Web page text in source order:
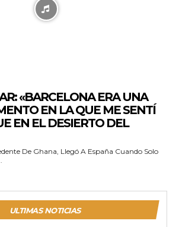
«BARCELONA ERA UNA
EN LA QUE ME SENTÍ
EN EL DESIERTO DEL
De Ghana, Llegó A España Cuando Solo
ULTIMAS NOTICIAS